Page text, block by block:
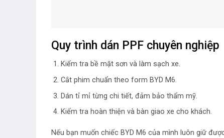
Quy trình dán PPF chuyên nghiệp
Kiểm tra bề mặt sơn và làm sạch xe.
Cắt phim chuẩn theo form BYD M6.
Dán tỉ mỉ từng chi tiết, đảm bảo thẩm mỹ.
Kiểm tra hoàn thiện và bàn giao xe cho khách.
Nếu bạn muốn chiếc BYD M6 của mình luôn giữ